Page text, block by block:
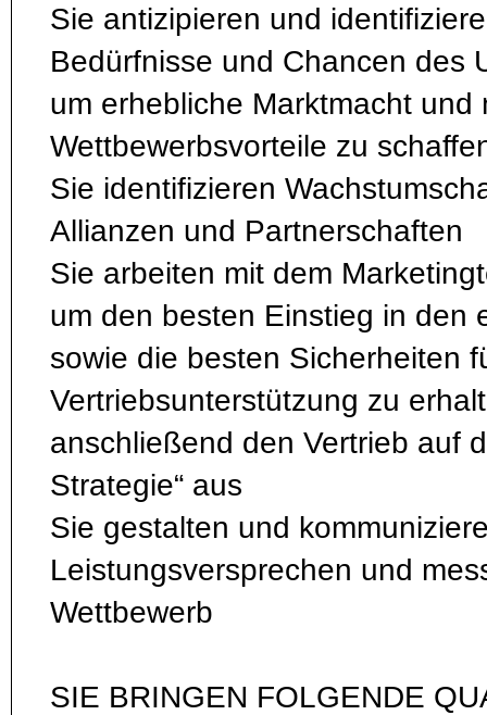
Sie antizipieren und
Bedürfnisse und Chancen des
um erhebliche Marktmacht und
Wettbewerbsvorteile zu
Sie identifizieren
Allianzen und Partnerschaften
Sie arbeiten mit dem
um den besten Einstieg in den
sowie die besten Sicherheiten
Vertriebsunterstützung zu
anschließend den Vertrieb auf
Strategie“ aus
Sie gestalten und
Leistungsversprechen und
Wettbewerb
SIE BRINGEN FOLGENDE